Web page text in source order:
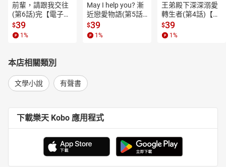
前輩，請跟我交往
(第6話)完【電子
書】
$39
1 %
May I help you? 漸
近戀愛物語(第5話)
【電子書】
$39
1 %
王弟殿下深深溺愛
轉生者(第4話)【電
子書】
$39
1 %
本店相關類別
文學小說 有聲書
下載樂天 Kobo 應用程式